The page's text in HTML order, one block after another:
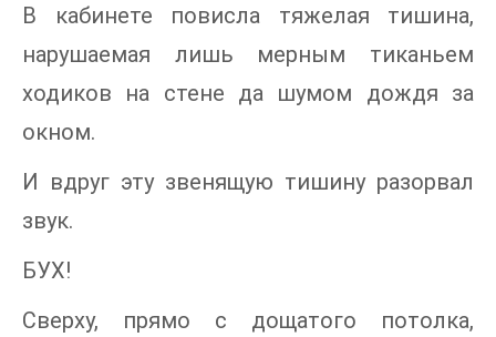
В кабинете повисла тяжелая тишина,
нарушаемая лишь мерным тиканьем
ходиков на стене да шумом дождя за
окном.
И вдруг эту звенящую тишину разорвал
звук.
БУХ!
Сверху, прямо с дощатого потолка,